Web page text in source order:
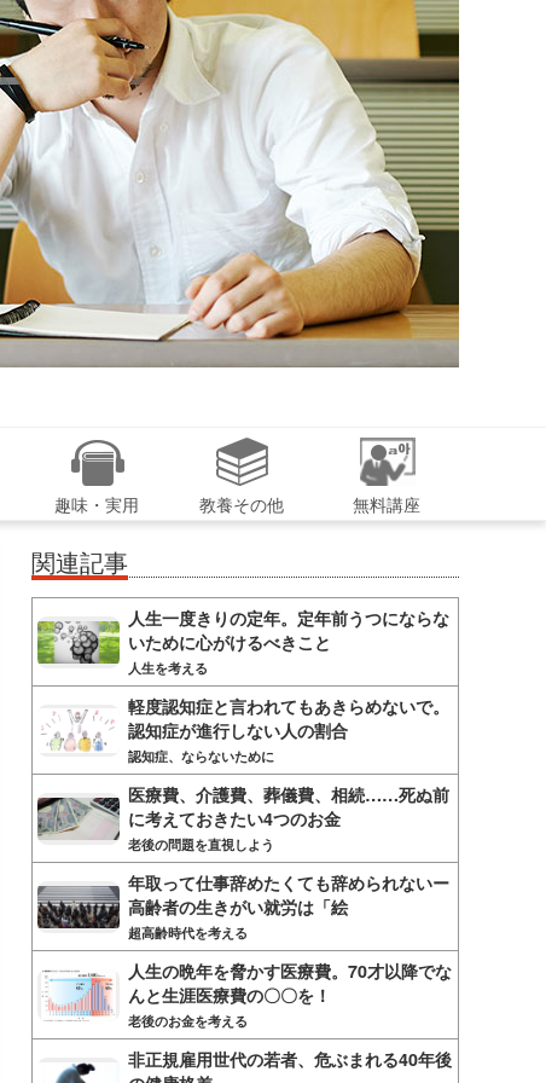
趣味・実用 教養その他 無料講座
関連記事
人生一度きりの定年。定年前うつにならな
いために心がけるべきこと
人生を考える
軽度認知症と言われてもあきらめないで。
認知症が進行しない人の割合
認知症、ならないために
医療費、介護費、葬儀費、相続……死ぬ前
に考えておきたい4つのお金
老後の問題を直視しよう
年取って仕事辞めたくても辞められないー
高齢者の生きがい就労は「絵
超高齢時代を考える
人生の晩年を脅かす医療費。70才以降でな
んと生涯医療費の〇〇を！
老後のお金を考える
非正規雇用世代の若者、危ぶまれる40年後